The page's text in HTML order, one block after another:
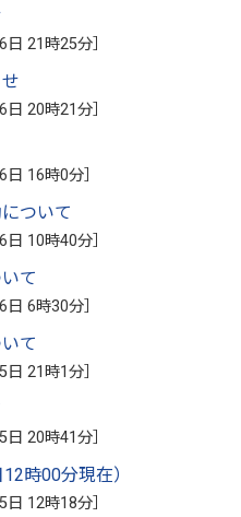
日 21時25分
日 20時21分
日 16時0分
ついて
日 10時40分
て
日 6時30分
て
日 21時1分
日 20時41分
時00分現在）
日 12時18分
権のある保佐人・
後見人・被保佐人・被補助
保佐人または補助人（以下
業務について一括して届出
ること
ること